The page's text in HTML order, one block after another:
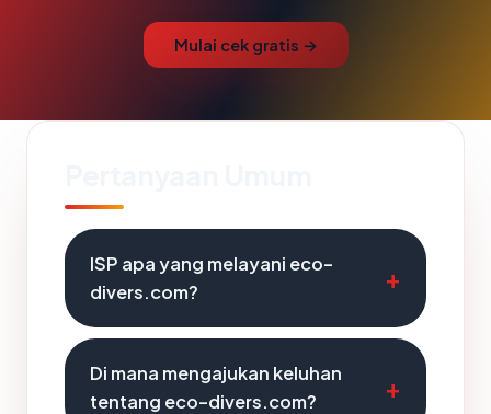
Mulai cek gratis →
ISP apa yang melayani eco-
divers.com?
Di mana mengajukan keluhan
tentang eco-divers.com?